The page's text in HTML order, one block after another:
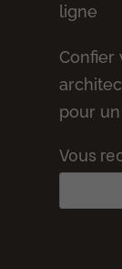
ligne
Confier
pour
Vous